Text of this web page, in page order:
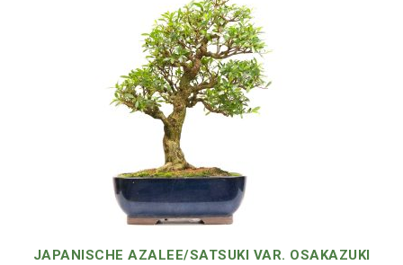
JAPANISCHE AZALEE/SATSUKI VAR. OSAKAZUKI